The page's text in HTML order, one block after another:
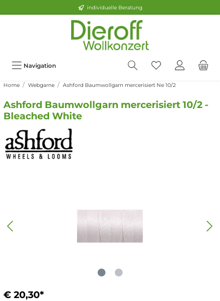
individuelle Beratung
Navigation
Home Webgarne Ashford Baumwollgarn mercerisiert Ne 10/2
Ashford Baumwollgarn mercerisiert 10/2 -
Bleached White
€ 20,30*